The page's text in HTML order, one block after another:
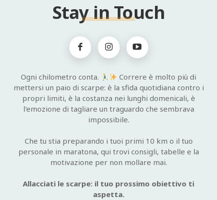
Stay in Touch
Ogni chilometro conta.
Correre è molto più di
mettersi un paio di scarpe: è la sfida quotidiana contro i
propri limiti, è la costanza nei lunghi domenicali, è
l'emozione di tagliare un traguardo che sembrava
impossibile.
Che tu stia preparando i tuoi primi 10 km o il tuo
personale in maratona, qui trovi consigli, tabelle e la
motivazione per non mollare mai.
Allacciati le scarpe: il tuo prossimo obiettivo ti
aspetta.